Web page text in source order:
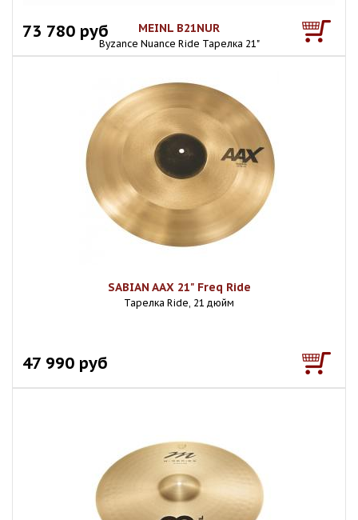
MEINL B21NUR
Byzance Nuance Ride Тарелка 21"
73 780 руб
SABIAN AAX 21" Freq Ride
Тарелка Ride, 21 дюйм
47 990 руб